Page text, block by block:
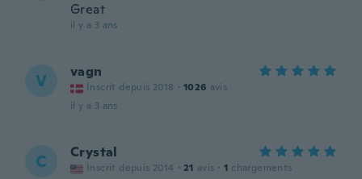
Great
il y a 3 ans
V vagn
Inscrit depuis 2018 · 1026 avis
il y a 3 ans
C Crystal
Inscrit depuis 2014 · 21 avis · 1 chargements